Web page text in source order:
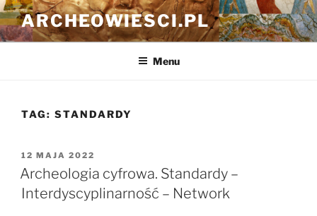
Przejdź
do
treści
ARCHEOWIESCI.PL
Menu
TAG: STANDARDY
OPUBLIKOWANE
W
12 MAJA 2022
Archeologia cyfrowa. Standardy –
Interdyscyplinarność – Network